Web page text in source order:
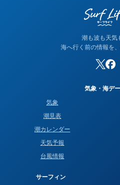
潮も波も天気
海へ行く前の情報を、
気象・海デ
気象
潮見表
潮カレンダー
天気予報
台風情報
サーフィン